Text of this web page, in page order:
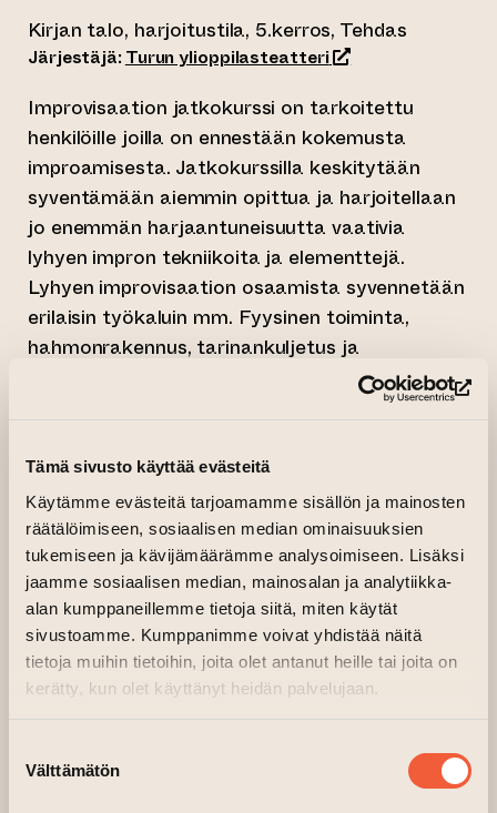
Tämä sivusto käyttää evästeitä
Käytämme evästeitä tarjoamamme sisällön ja mainosten
räätälöimiseen, sosiaalisen median ominaisuuksien
tukemiseen ja kävijämäärämme analysoimiseen. Lisäksi
jaamme sosiaalisen median, mainosalan ja analytiikka-
alan kumppaneillemme tietoja siitä, miten käytät
sivustoamme. Kumppanimme voivat yhdistää näitä
tietoja muihin tietoihin, joita olet antanut heille tai joita on
kerätty, kun olet käyttänyt heidän palvelujaan.
valinta
Välttämätön
Kirjan talo, harjoitustila, 5.kerros, Tehdas
Järjestäjä: Turun ylioppilasteatteri(siirtyy toiseen
Improvisaation jatkokurssi on tarkoitettu
henkilöille joilla on ennestään kokemusta
improamisesta. Jatkokurssilla keskitytään
syventämään aiemmin opittua ja harjoitellaan
jo enemmän harjaantuneisuutta vaativia
lyhyen impron tekniikoita ja elementtejä.
Lyhyen improvisaation osaamista syvennetään
erilaisin työkaluin mm. Fyysinen toiminta,
hahmonrakennus, tarinankuljetus ja
dramaturgia. Lopuksi kurssi huipentuu lyhyeen
Kurssin ohjaajana on Alina Kilpinen
turkulainen teatteri-ilmaisun ohjaaja ja
teatterialan moniosaaja. Hän on työskennellyt
viime vuosina mm. teatteriohjaajana,
näyttelijänä, opettajana sekä käsikirjoittajana.
Kilpinen on painottanut opettanut
improvisaatiota sekä esiintynyt erilaisissa
improvisaationäytelmissä ja -kokoonpanoissa
vuodesta 2015 lähtien.
heittäytymiseen kannustavan, turvallisen